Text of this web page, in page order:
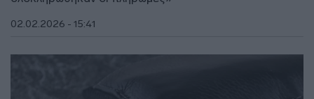
02.02.2026 - 15:41